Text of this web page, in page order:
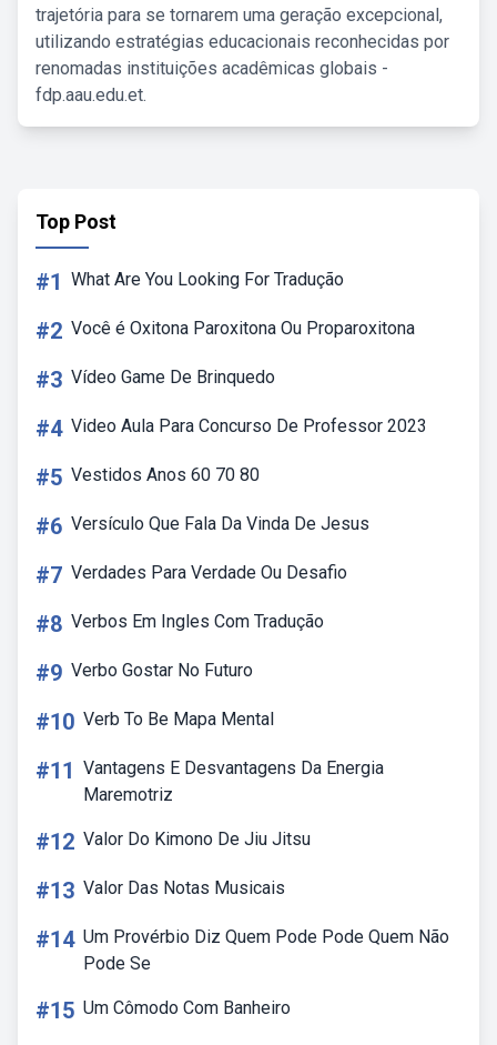
trajetória para se tornarem uma geração excepcional,
utilizando estratégias educacionais reconhecidas por
renomadas instituições acadêmicas globais -
fdp.aau.edu.et.
Top Post
#1 What Are You Looking For Tradução
#2 Você é Oxitona Paroxitona Ou Proparoxitona
#3 Vídeo Game De Brinquedo
#4 Video Aula Para Concurso De Professor 2023
#5 Vestidos Anos 60 70 80
#6 Versículo Que Fala Da Vinda De Jesus
#7 Verdades Para Verdade Ou Desafio
#8 Verbos Em Ingles Com Tradução
#9 Verbo Gostar No Futuro
#10 Verb To Be Mapa Mental
#11 Vantagens E Desvantagens Da Energia
Maremotriz
#12 Valor Do Kimono De Jiu Jitsu
#13 Valor Das Notas Musicais
#14 Um Provérbio Diz Quem Pode Pode Quem Não
Pode Se
#15 Um Cômodo Com Banheiro